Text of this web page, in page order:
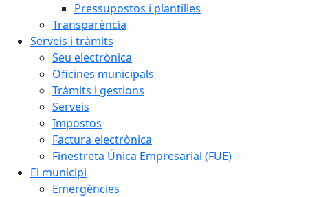
Pressupostos i plantilles
Transparència
Serveis i tràmits
Seu electrònica
Oficines municipals
Tràmits i gestions
Serveis
Impostos
Factura electrònica
Finestreta Única Empresarial (FUE)
El municipi
Emergències